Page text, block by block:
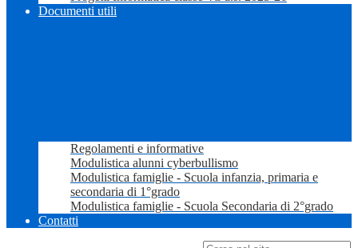
Documenti utili
Regolamenti e informative
Modulistica alunni cyberbullismo
Modulistica famiglie - Scuola infanzia, primaria e
secondaria di 1°grado
Modulistica famiglie - Scuola Secondaria di 2°grado
Contatti